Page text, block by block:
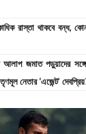
রাস্তা থাকবে বন্ধ,
জমাত পড়ুয়াদের সঙ্গে,
নেতার ‘এজেন্ট’